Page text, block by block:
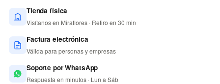
Tienda física
Visítanos en Miraflores · Retiro en 30 min
Factura electrónica
Válida para personas y empresas
Soporte por WhatsApp
Respuesta en minutos · Lun a Sáb